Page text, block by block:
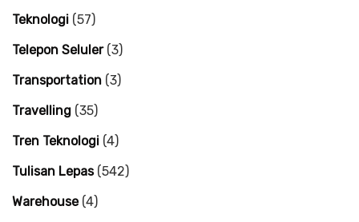
Teknologi (57)
Telepon Seluler(3)
Transportation (3)
Travelling (35)
Tren Teknologi (4)
Tulisan Lepas(542)
Warehouse(4)